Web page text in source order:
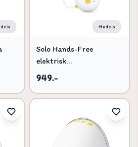
Medela
Solo Hands-Free
elektrisk
enkeltbrystpumpe
949.-